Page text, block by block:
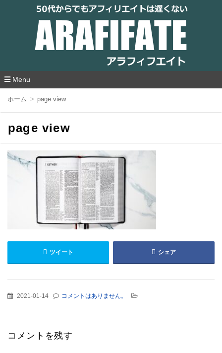
アラフィフエイト｜ 50代からでもアフィリ
エイトは遅くない
Menu
移
ホーム page view
page view
ツイート シェア
2021-01-14 コメントはありません。
コメントを残す